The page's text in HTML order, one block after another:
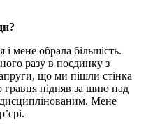
мене обрала більшість.
разу в поєдинку з
що ми пішли стінка
гравця підняв за шию над
Мене